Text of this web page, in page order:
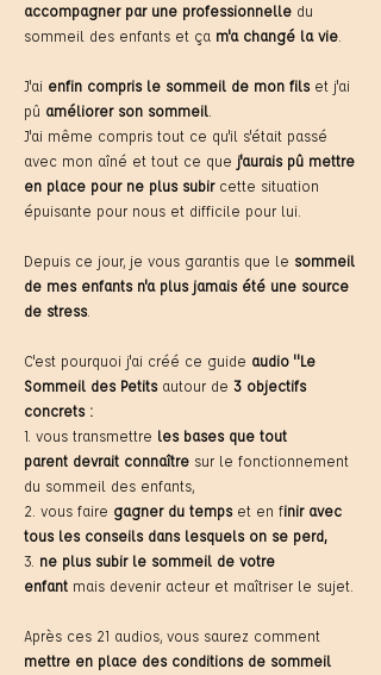
accompagner par une professionnelle du
sommeil des enfants et ça m'a changé la vie
J'ai enfin compris le sommeil de mon filset j'ai
pû améliorer son sommeil
J'ai même compris tout ce qu'il s'était passé
avec mon aîné et tout ce que j'aurais pû mettre
en place pour ne plus subircette situation
épuisante pour nous et difficile pour lui.
Depuis ce jour, je vous garantis que le sommeil
de mes enfants n'a plus jamais été une source
de stress.
C'est pourquoi j'ai créé ce guide audio "Le
Sommeil des Petits autour de 3 objectifs
concrets :
1. vous transmettre les bases que tout
parent devrait connaître sur le fonctionnement
du sommeil des enfants,
2. vous faire gagner du tempset en finir avec
tous les conseils dans lesquels on se perd,
3. ne plus subir le sommeil de votre
enfant mais devenir acteur et maîtriser le sujet.
Après ces 21 audios, vous saurez comment
mettre en place des conditions de sommeil